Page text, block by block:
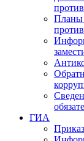
Планы
ГИА